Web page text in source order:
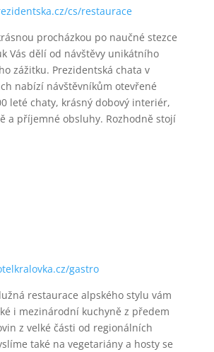
cs/restaurace
procházkou po naučné stezce
Vás dělí od návštěvy unikátního
zážitku. Prezidentská chata v
nabízí návštěvníkům otevřené
leté chaty, krásný dobový interiér,
a příjemné obsluhy. Rozhodně stojí
gastro
restaurace alpského stylu vám
i mezinárodní kuchyně z předem
z velké části od regionálních
také na vegetariány a hosty se